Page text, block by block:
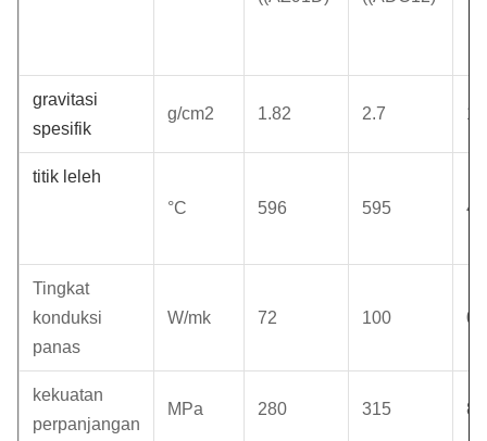
gravitasi
spesifik
g/cm2 1.82 2.7
titik leleh
°C
596 595
Tingkat
konduksi
panas
W/mk 72 100
kekuatan
perpanjangan
MPa 280 315